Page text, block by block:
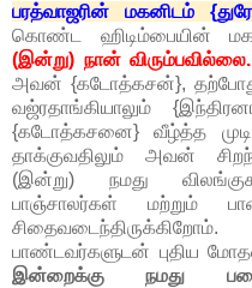
பரத்வாஜரின் மகனிடம்
கொண்ட ஹிடிம்பையின்
(இன்று) நான் விரும்பவில்லை.
அவன் {கடோத்கசன்}, தற்போது
வஜ்ரதாங்கியாலும்
{கடோத்கசனை} வீழ்த்த
தாக்குவதிலும் அவன்
(இன்று) நமது
பாஞ்சாலர்கள் மற்றும்
பாண்டவர்களுடன் புதிய
இன்றைக்கு நமது